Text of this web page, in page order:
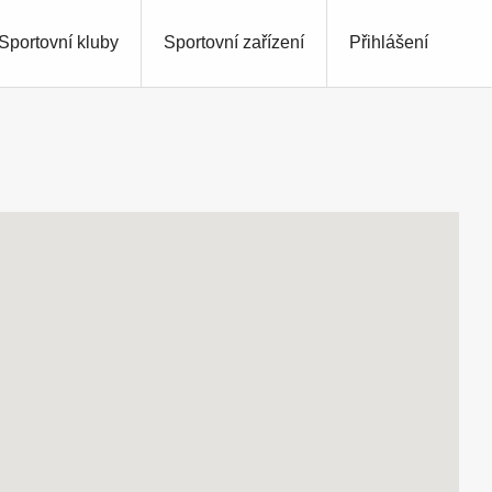
Přihlášení
kluby Sportovní zařízení